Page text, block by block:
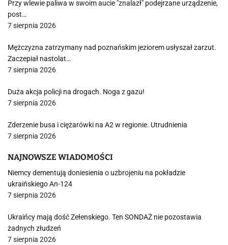
Przy wlewie paliwa w swoim aucie "znalazł" podejrzane urządzenie,
post…
7 sierpnia 2026
Mężczyzna zatrzymany nad poznańskim jeziorem usłyszał zarzut.
Zaczepiał nastolat…
7 sierpnia 2026
Duża akcja policji na drogach. Noga z gazu!
7 sierpnia 2026
Zderzenie busa i ciężarówki na A2 w regionie. Utrudnienia
7 sierpnia 2026
NAJNOWSZE WIADOMOŚCI
Niemcy dementują doniesienia o uzbrojeniu na pokładzie
ukraińskiego An-124
7 sierpnia 2026
Ukraińcy mają dość Zełenskiego. Ten SONDAŻ nie pozostawia
żadnych złudzeń
7 sierpnia 2026